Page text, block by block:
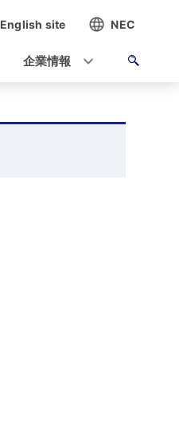
English site NEC
企業情報